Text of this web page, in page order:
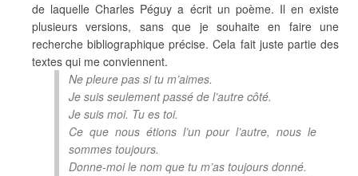
de laquelle Charles Péguy a écrit un poème. Il en existe
plusieurs versions, sans que je souhaite en faire une
recherche bibliographique précise. Cela fait juste partie des
textes qui me conviennent.
Ne pleure pas si tu m’aimes.
Je suis seulement passé de l’autre côté.
Je suis moi. Tu es toi.
Ce que nous étions l’un pour l’autre, nous le
sommes toujours.
Donne-moi le nom que tu m’as toujours donné.